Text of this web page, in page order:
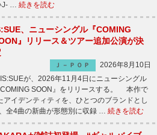
J- … 続きを読む
、ニューシングル『COMING
』リリース＆ツアー追加公演が決
Ｊ－ＰＯＰ
2026年8月10日
が、2026年11月4日にニューシングル
COMING SOON』をリリースする。 本作で
イデンティティを、ひとつのブランドとし
全4曲の新曲が形態別に収録 … 続きを読む